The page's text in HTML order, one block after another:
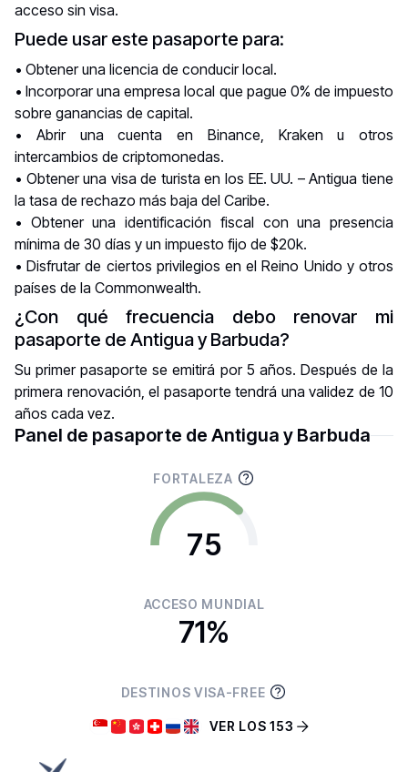
acceso sin visa.
Puede usar este pasaporte para:
• Obtener una licencia de conducir local.
• Incorporar una empresa local que pague 0% de impuesto
sobre ganancias de capital.
• Abrir una cuenta en Binance, Kraken u otros
intercambios de criptomonedas.
• Obtener una visa de turista en los EE. UU. – Antigua tiene
la tasa de rechazo más baja del Caribe.
• Obtener una identificación fiscal con una presencia
mínima de 30 días y un impuesto fijo de $20k.
• Disfrutar de ciertos privilegios en el Reino Unido y otros
países de la Commonwealth.
¿Con qué frecuencia debo renovar mi
pasaporte de Antigua y Barbuda?
Su primer pasaporte se emitirá por 5 años. Después de la
primera renovación, el pasaporte tendrá una validez de 10
años cada vez.
Panel de pasaporte de Antigua y Barbuda
FORTALEZA
75
ACCESO MUNDIAL
71%
DESTINOS VISA-FREE
VER LOS 153